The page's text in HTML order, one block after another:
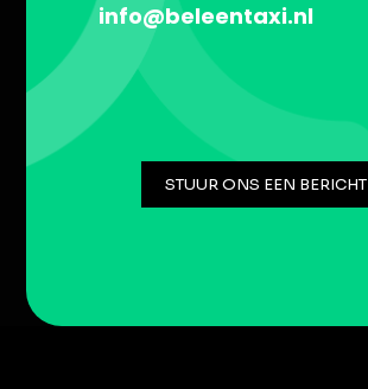
info@beleentaxi.nl
STUUR ONS EEN BERICHT